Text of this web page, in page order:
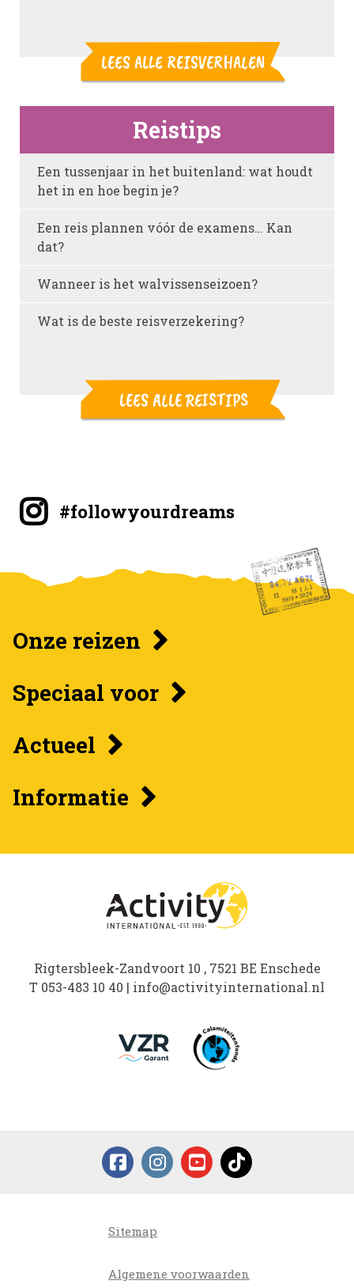
LEES ALLE REISVERHALEN
Reistips
Een tussenjaar in het buitenland: wat houdt
het in en hoe begin je?
Een reis plannen vóór de examens… Kan
dat?
Wanneer is het walvissenseizoen?
Wat is de beste reisverzekering?
LEES ALLE REISTIPS
#followyourdreams
Onze reizen
Speciaal voor
Actueel
Informatie
Rigtersbleek-Zandvoort 10 , 7521 BE Enschede
T 053-483 10 40 | info@activityinternational.nl
Sitemap
Algemene voorwaarden